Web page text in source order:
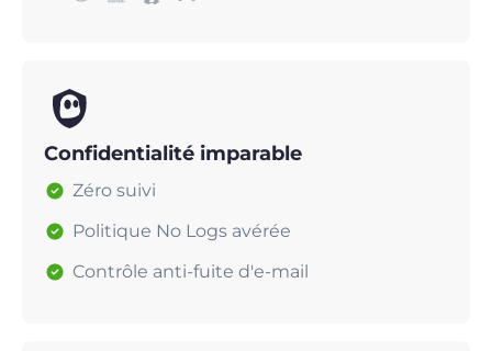
Confidentialité imparable
Zéro suivi
Politique No Logs avérée
Contrôle anti-fuite d'e-mail